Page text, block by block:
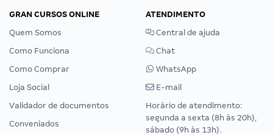
GRAN CURSOS ONLINE
Quem Somos
Como Funciona
Como Comprar
Loja Social
Validador de documentos
Conveniados
ATENDIMENTO
Central de ajuda
Chat
WhatsApp
E-mail
Horário de atendimento:
segunda a sexta (8h às 20h),
sábado (9h às 13h).